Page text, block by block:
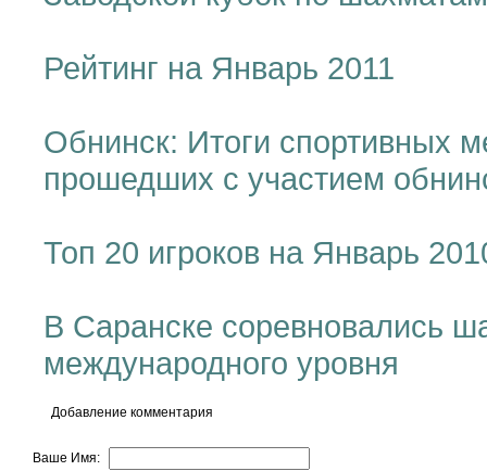
Рейтинг на Январь 2011
Обнинск: Итоги спортивных
прошедших с участием
Топ 20 игроков на Январь
В Саранске соревновались
международного уровня
Добавление комментария
Ваше Имя: